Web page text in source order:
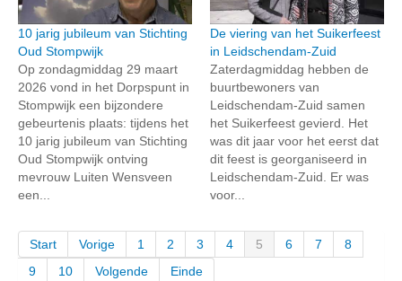
10 jarig jubileum van Stichting
Oud Stompwijk
Op zondagmiddag 29 maart
2026 vond in het Dorpspunt in
Stompwijk een bijzondere
gebeurtenis plaats: tijdens het
10 jarig jubileum van Stichting
Oud Stompwijk ontving
mevrouw Luiten Wensveen
een...
De viering van het Suikerfeest
in Leidschendam-Zuid
Zaterdagmiddag hebben de
buurtbewoners van
Leidschendam-Zuid samen
het Suikerfeest gevierd. Het
was dit jaar voor het eerst dat
dit feest is georganiseerd in
Leidschendam-Zuid. Er was
voor...
Start Vorige 1 2 3 4 5 6 7
8
9
10 Volgende Einde